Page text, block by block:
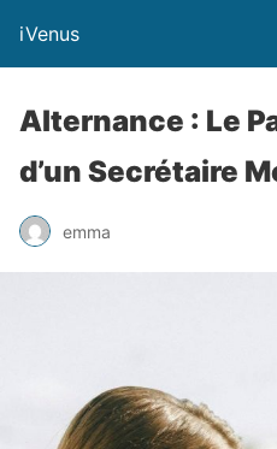
iVenus
Alternance : Le
d’un Secrétaire
emma